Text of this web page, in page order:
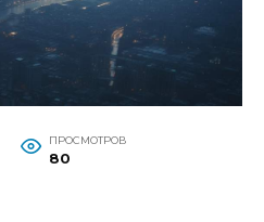
ПРОСМОТРОВ
80